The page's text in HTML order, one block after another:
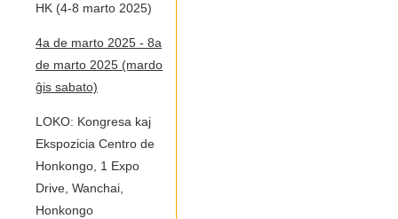
HK (4-8 marto 2025)
4a de marto 2025 - 8a
de marto 2025 (mardo
ĝis sabato)
LOKO: Kongresa kaj
Ekspozicia Centro de
Honkongo, 1 Expo
Drive, Wanchai,
Honkongo